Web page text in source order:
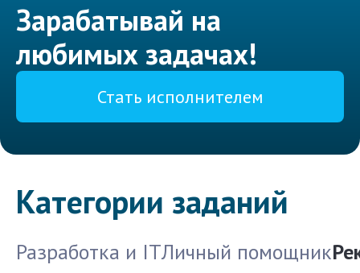
Зарабатывай на
любимых задачах!
Стать исполнителем
Категории заданий
Разработка и ITЛичный помощник